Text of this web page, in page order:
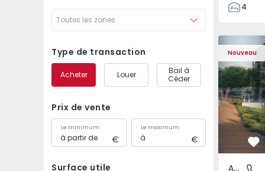
Toutes les zones
Type de transaction
Acheter Louer
Bail à
Céder
Prix de vente
Le minimum Le maximum
Surface utile
4
80
80
244
Nouveau
Appartement T2
Appartement